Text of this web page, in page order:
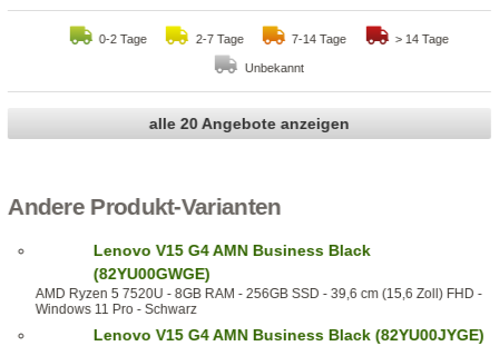
0-2 Tage 2-7 Tage 7-14 Tage > 14 Tage
Unbekannt
alle 20 Angebote anzeigen
Andere Produkt-Varianten
Lenovo V15 G4 AMN Business Black
(82YU00GWGE)
AMD Ryzen 5 7520U - 8GB RAM - 256GB SSD - 39,6 cm (15,6 Zoll) FHD -
Windows 11 Pro - Schwarz
Lenovo V15 G4 AMN Business Black (82YU00JYGE)